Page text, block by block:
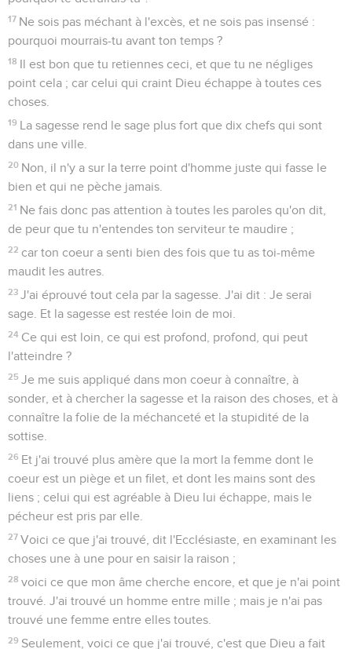
17 Ne sois pas méchant à l'excès, et ne sois pas insensé :
pourquoi mourrais-tu avant ton temps ?
18 Il est bon que tu retiennes ceci, et que tu ne négliges
point cela ; car celui qui craint Dieu échappe à toutes ces
choses.
19 La sagesse rend le sage plus fort que dix chefs qui sont
dans une ville.
20 Non, il n'y a sur la terre point d'homme juste qui fasse le
bien et qui ne pèche jamais.
21 Ne fais donc pas attention à toutes les paroles qu'on dit,
de peur que tu n'entendes ton serviteur te maudire ;
22 car ton coeur a senti bien des fois que tu as toi-même
maudit les autres.
23 J'ai éprouvé tout cela par la sagesse. J'ai dit : Je serai
sage. Et la sagesse est restée loin de moi.
24 Ce qui est loin, ce qui est profond, profond, qui peut
l'atteindre ?
25 Je me suis appliqué dans mon coeur à connaître, à
sonder, et à chercher la sagesse et la raison des choses, et à
connaître la folie de la méchanceté et la stupidité de la
sottise.
26 Et j'ai trouvé plus amère que la mort la femme dont le
coeur est un piège et un filet, et dont les mains sont des
liens ; celui qui est agréable à Dieu lui échappe, mais le
pécheur est pris par elle.
27 Voici ce que j'ai trouvé, dit l'Ecclésiaste, en examinant les
choses une à une pour en saisir la raison ;
28 voici ce que mon âme cherche encore, et que je n'ai point
trouvé. J'ai trouvé un homme entre mille ; mais je n'ai pas
trouvé une femme entre elles toutes.
29 Seulement, voici ce que j'ai trouvé, c'est que Dieu a fait